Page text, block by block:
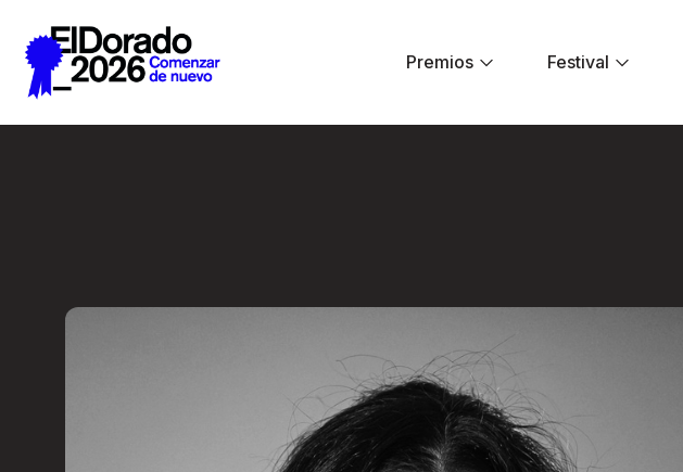
Premios
Festival